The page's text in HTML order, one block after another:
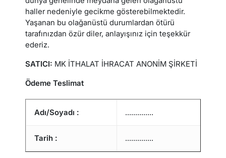
haller nedeniyle gecikme gösterebilmektedir.
Yaşanan bu olağanüstü durumlardan ötürü
tarafınızdan özür diler, anlayışınız için teşekkür
ederiz.
SATICI: MK İTHALAT İHRACAT ANONİM ŞİRKETİ
Ödeme Teslimat
Adı/Soyadı : ..............
Tarih : ..............